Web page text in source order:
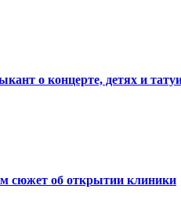
о концерте, детях и
сюжет об открытии клиники